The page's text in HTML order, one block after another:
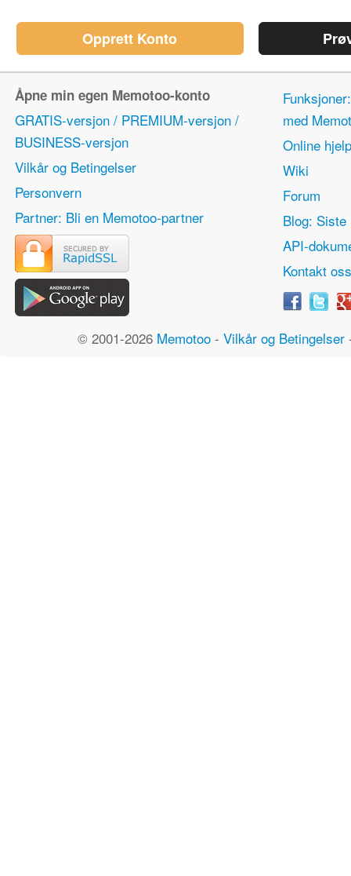
Opprett Konto
Åpne min egen Memotoo-konto
GRATIS-versjon / PREMIUM-versjon /
BUSINESS-versjon
Vilkår og Betingelser
Personvern
Partner: Bli en Memotoo-partner
med
Online hjelp
Wiki
Forum
Blog: Siste
API-
Kontakt oss
© 2001-2026 Memotoo - Vilkår og Betingelser